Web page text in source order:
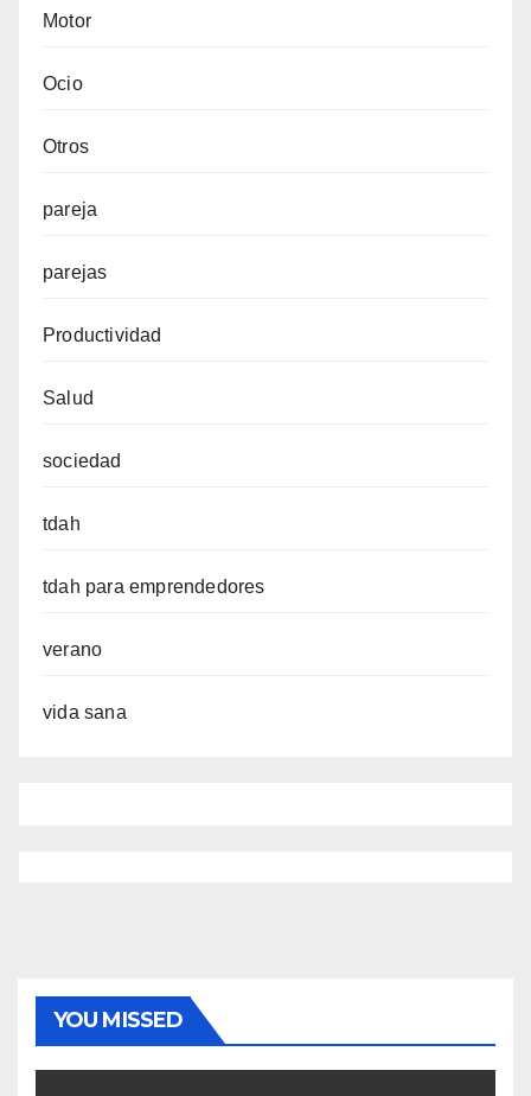
Motor
Ocio
Otros
pareja
parejas
Productividad
Salud
sociedad
tdah
tdah para emprendedores
verano
vida sana
YOU MISSED